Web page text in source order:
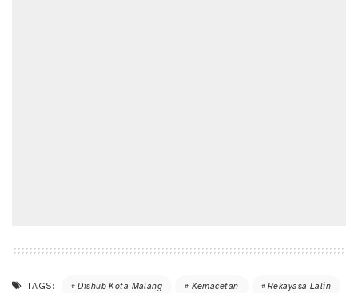
TAGS: Dishub Kota Malang Kemacetan Rekayasa Lalin